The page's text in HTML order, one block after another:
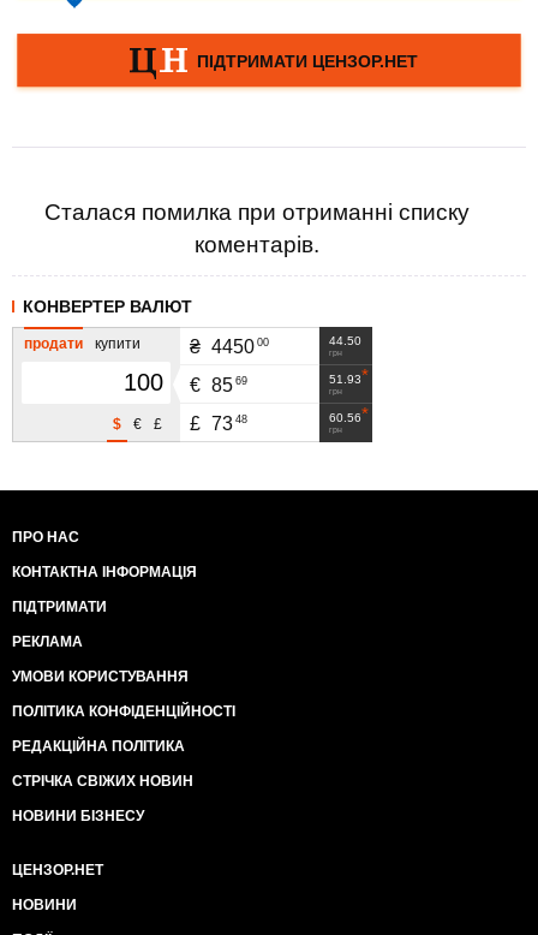
Сталася помилка при отриманні списку
коментарів.
КОНВЕРТЕР ВАЛЮТ
продати купити
£
€
$
44.50
грн
₴ 4450 00
51.93
грн
€ 85 69
60.56
грн
£ 73 48
ПРО НАС
КОНТАКТНА ІНФОРМАЦІЯ
ПІДТРИМАТИ
РЕКЛАМА
УМОВИ КОРИСТУВАННЯ
ПОЛІТИКА КОНФІДЕНЦІЙНОСТІ
РЕДАКЦІЙНА ПОЛІТИКА
СТРІЧКА СВІЖИХ НОВИН
НОВИНИ БІЗНЕСУ
ЦЕНЗОР.НЕТ
НОВИНИ